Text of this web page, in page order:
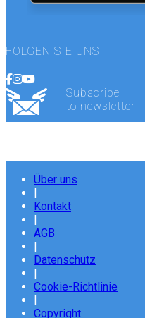
FOLGEN SIE UNS
Subscribe
to newsletter
Über uns
|
Kontakt
|
AGB
|
Datenschutz
|
Cookie-Richtlinie
|
Copyright